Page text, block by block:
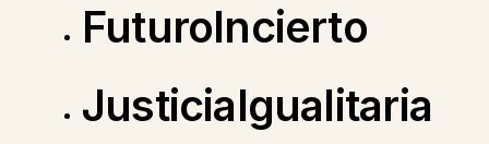
FuturoIncierto
JusticiaIgualitaria